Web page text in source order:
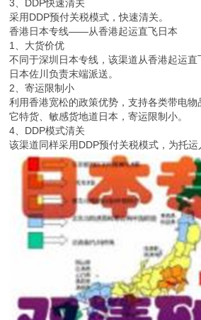
3、DDP快速清关
采用DDP预付关税模式，快速清关。
香港日本专线——从香港起运直飞日本
1、大货价优
不同于深圳日本专线，该渠道从香港起运
日本佐川负责末端派送。
2、寄运限制小
利用香港宽松的政策优势，支持各类带电
它特货、敏感货地道日本，寄运限制小。
4、DDP模式清关
该渠道同样采用DDP预付关税模式，为托运